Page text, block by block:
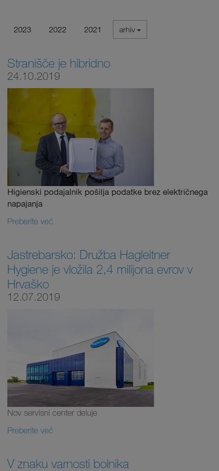
2023 2022 2021 arhiv
Stranišče je hibridno
24.10.2019
Higienski podajalnik pošilja podatke brez električnega
napajanja
Preberite več
Jastrebarsko: Družba Hagleitner
Hygiene je vložila 2,4 milijona evrov v
Hrvaško
12.07.2019
Nov servisni center deluje
Preberite več
V znaku varnosti bolnika